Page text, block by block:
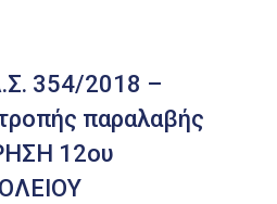
354/2018 –
παραλαβής
12ου